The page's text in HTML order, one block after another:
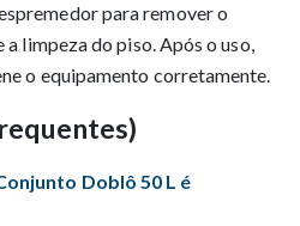
para remover o
limpeza do piso. Após o uso,
o equipamento corretamente.
Doblô 50 L é